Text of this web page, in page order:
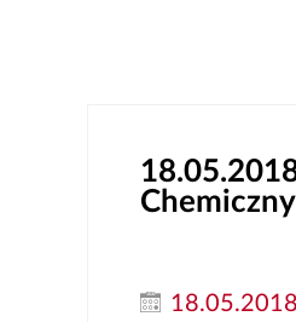
18.05.2018